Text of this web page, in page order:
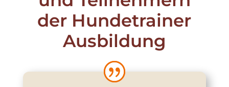
der Hundetrainer
Ausbildung